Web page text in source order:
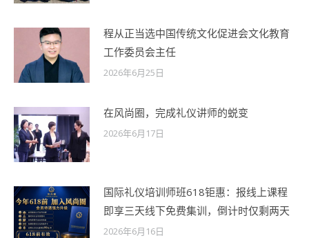
程从正当选中国传统文化促进会文化教育
工作委员会主任
2026年6月25日
在风尚圈，完成礼仪讲师的蜕变
2026年6月17日
国际礼仪培训师班618钜惠：报线上课程
即享三天线下免费集训，倒计时仅剩两天
2026年6月16日